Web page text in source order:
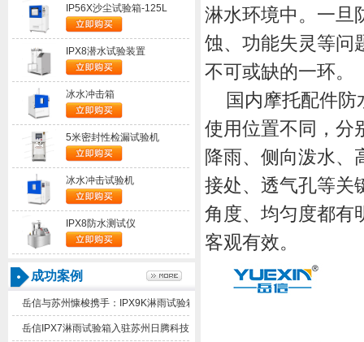
IP56X沙尘试验箱-125L
IPX8潜水试验装置
冰水冲击箱
5米密封性检漏试验机
冰水冲击试验机
IPX8防水测试仪
成功案例
岳信与苏州慷梭携手：IPX9K淋雨试验箱助力品质提升
岳信IPX7淋雨试验箱入驻苏州日腾科技！
淋水环境中。一旦
蚀、功能失灵等问
不可或缺的一环。
国内摩托配件
使用位置不同，分
降雨、侧向泼水、
接处、透气孔等关
角度、均匀度都有
客观有效。